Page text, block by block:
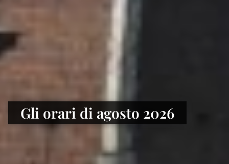
Gli orari di agosto 2026